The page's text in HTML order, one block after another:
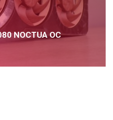
NOCTUA OC